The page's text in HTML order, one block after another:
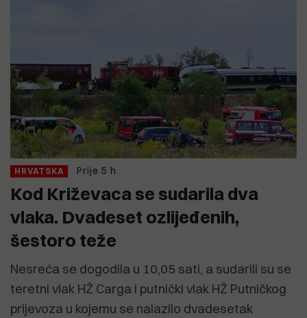
HRVATSKA Prije 5 h
Kod Križevaca se sudarila dva
vlaka. Dvadeset ozlijeđenih,
šestoro teže
Nesreća se dogodila u 10,05 sati, a sudarili su se
teretni vlak HŽ Carga i putnički vlak HŽ Putničkog
prijevoza u kojemu se nalazilo dvadesetak